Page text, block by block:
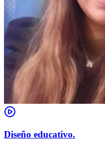
Diseño educativo.